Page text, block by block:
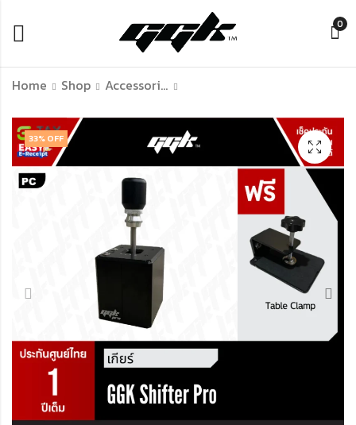
0
Home Shop Accessories Of Simulation Racing
Thrustmaster T248
Racing Wheel
฿14,990.00 15,990.00
GGK Handbrake
฿2,990.00
33% OFF